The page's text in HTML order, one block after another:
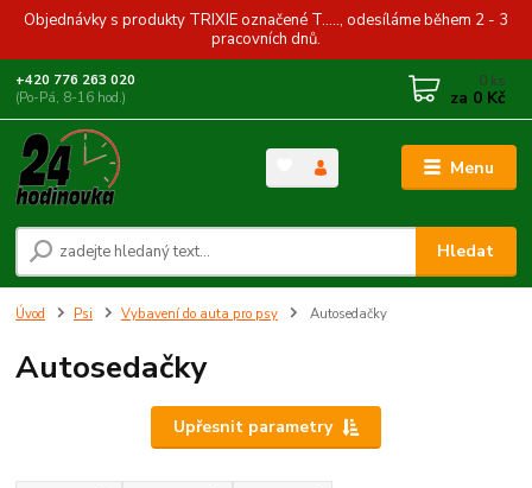
Objednávky s produkty TRIXIE označené T....., odesíláme během 2 - 3
pracovních dnů.
Menu
Hledat
+420 776 263 020
(Po-Pá, 8-16 hod.)
0 ks
za 0 Kč
Úvod Psi Vybavení do auta pro psy Autosedačky
Autosedačky
Upřesnit parametry